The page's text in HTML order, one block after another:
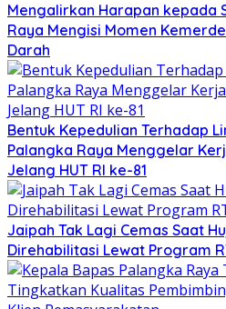
Mengalirkan Harapan kepada
Raya Mengisi Momen
Darah
Bentuk Kepedulian Terhadap
Palangka Raya Menggelar
Jelang HUT RI ke-81
Jaipah Tak Lagi Cemas Saat
Direhabilitasi Lewat Program